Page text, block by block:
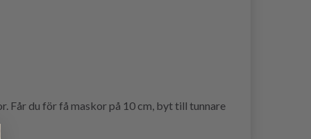
Får du för få maskor på 10 cm, byt till tunnare